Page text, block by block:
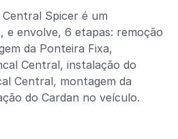
Spicer é um
e envolve, 6 etapas: remoção
da Ponteira Fixa,
Central, instalação do
Central, montagem da
do Cardan no veículo.